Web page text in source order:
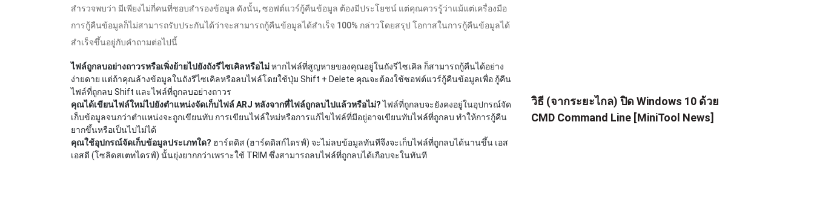
สำรวจพบว่า มีเพียงไม่กี่คนที่ชอบสำรองข้อมูล ดังนั้น, ซอฟต์แวร์กู้คืนข้อมูล ต้องมีประโยชน์ แต่คุณควรรู้ว่าแม้แต่เครื่องมือ
การกู้คืนข้อมูลก็ไม่สามารถรับประกันได้ว่าจะสามารถกู้คืนข้อมูลได้สำเร็จ 100% กล่าวโดยสรุป โอกาสในการกู้คืนข้อมูลได้
สำเร็จขึ้นอยู่กับคำถามต่อไปนี้
ไฟล์ถูกลบอย่างถาวรหรือเพิ่งย้ายไปยังถังรีไซเคิลหรือไม่หากไฟล์ที่สูญหายของคุณอยู่ในถังรีไซเคิล ก็สามารถกู้คืนได้อย่าง
ง่ายดาย แต่ถ้าคุณล้างข้อมูลในถังรีไซเคิลหรือลบไฟล์โดยใช้ปุ่ม Shift + Delete คุณจะต้องใช้ซอฟต์แวร์กู้คืนข้อมูลเพื่อ กู้คืน
ไฟล์ที่ถูกลบ Shift และไฟล์ที่ถูกลบอย่างถาวร
คุณได้เขียนไฟล์ใหม่ไปยังตำแหน่งจัดเก็บไฟล์ ARJ หลังจากที่ไฟล์ถูกลบไปแล้วหรือไม่?ไฟล์ที่ถูกลบจะยังคงอยู่ในอุปกรณ์จัด
เก็บข้อมูลจนกว่าตำแหน่งจะถูกเขียนทับ การเขียนไฟล์ใหม่หรือการแก้ไขไฟล์ที่มีอยู่อาจเขียนทับไฟล์ที่ถูกลบ ทำให้การกู้คืน
ยากขึ้นหรือเป็นไปไม่ได้
คุณใช้อุปกรณ์จัดเก็บข้อมูลประเภทใด? ฮาร์ดดิส (ฮาร์ดดิสก์ไดรฟ์) จะไม่ลบข้อมูลทันทีจึงจะเก็บไฟล์ที่ถูกลบได้นานขึ้น เอส
เอสดี (โซลิดสเตทไดรฟ์) นั้นยุ่งยากกว่าเพราะใช้ TRIM ซึ่งสามารถลบไฟล์ที่ถูกลบได้เกือบจะในทันที
วิธี (จากระยะไกล) ปิด Windows 10 ด้วย
CMD Command Line [MiniTool News]